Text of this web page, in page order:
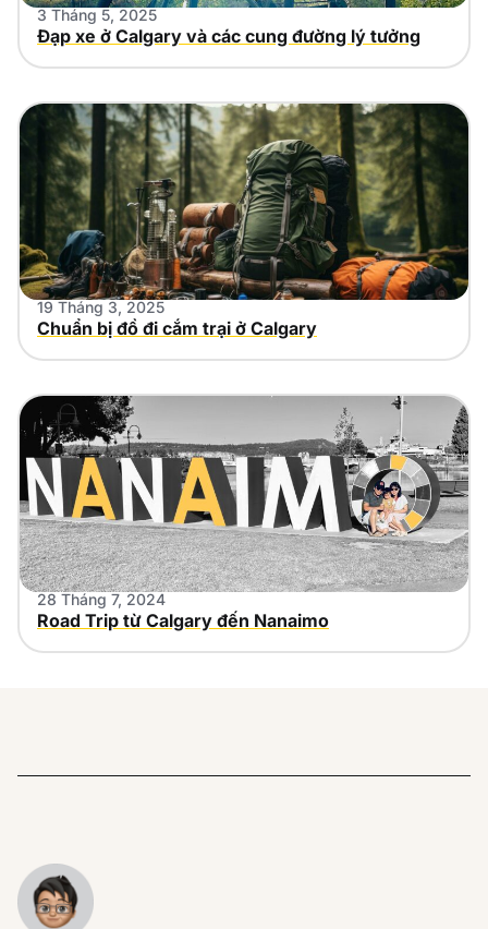
3 Tháng 5, 2025
Đạp xe ở Calgary và các cung đường lý tưởng
19 Tháng 3, 2025
Chuẩn bị đồ đi cắm trại ở Calgary
28 Tháng 7, 2024
Road Trip từ Calgary đến Nanaimo